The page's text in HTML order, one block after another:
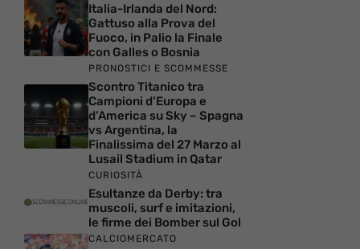
Italia-Irlanda del Nord:
Gattuso alla Prova del
Fuoco, in Palio la Finale
con Galles o Bosnia
PRONOSTICI E SCOMMESSE
Scontro Titanico tra
Campioni d’Europa e
d’America su Sky – Spagna
vs Argentina, la
Finalissima del 27 Marzo al
Lusail Stadium in Qatar
CURIOSITÀ
Esultanze da Derby: tra
muscoli, surf e imitazioni,
le firme dei Bomber sul Gol
CALCIOMERCATO